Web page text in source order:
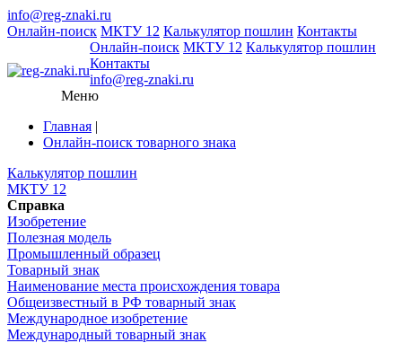
info@reg-znaki.ru
Онлайн-поиск МКТУ 12 Калькулятор пошлин Контакты
Онлайн-поиск МКТУ 12 Калькулятор пошлин
Контакты
info@reg-znaki.ru
Меню
Главная |
Онлайн-поиск товарного знака
Калькулятор пошлин
МКТУ 12
Справка
Изобретение
Полезная модель
Промышленный образец
Товарный знак
Наименование места происхождения товара
Общеизвестный в РФ товарный знак
Международное изобретение
Международный товарный знак